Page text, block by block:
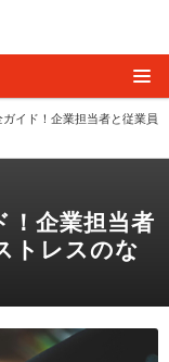
イド！企業担当者と従業員
！企業担当者
トレスのな